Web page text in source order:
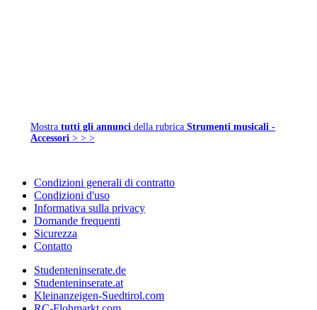
Mostra tutti gli annunci della rubrica Strumenti musicali -
Accessori > > >
Condizioni generali di contratto
Condizioni d'uso
Informativa sulla privacy
Domande frequenti
Sicurezza
Contatto
Studenteninserate.de
Studenteninserate.at
Kleinanzeigen-Suedtirol.com